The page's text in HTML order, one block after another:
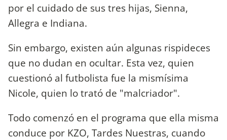
por el cuidado de sus tres hijas, Sienna,
Allegra e Indiana.
Sin embargo, existen aún algunas rispideces
que no dudan en ocultar. Esta vez, quien
cuestionó al futbolista fue la mismísima
Nicole, quien lo trató de "malcriador".
Todo comenzó en el programa que ella misma
conduce por KZO, Tardes Nuestras, cuando